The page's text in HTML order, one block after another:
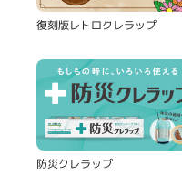
復刻版レトロクレラップ
防災クレラップ